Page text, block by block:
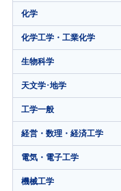
化学
化学工学・工業化学
生物科学
天文学･地学
工学一般
経営・数理・経済工学
電気・電子工学
機械工学